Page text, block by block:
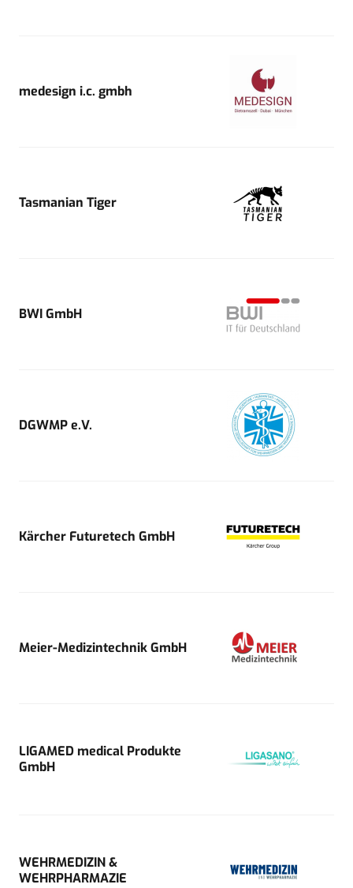
medesign i.c. gmbh
Tasmanian Tiger
BWI GmbH
DGWMP e.V.
Kärcher Futuretech GmbH
Meier-Medizintechnik GmbH
LIGAMED medical Produkte
GmbH
WEHRMEDIZIN &
WEHRPHARMAZIE